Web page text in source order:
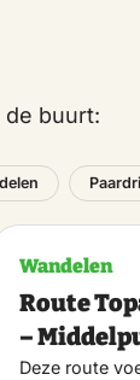
buurt:
Wandelen
Route
–
Deze route